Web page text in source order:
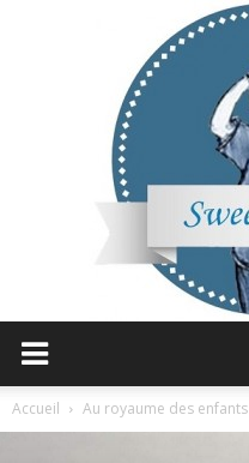
Accueil Au royaume des enfants